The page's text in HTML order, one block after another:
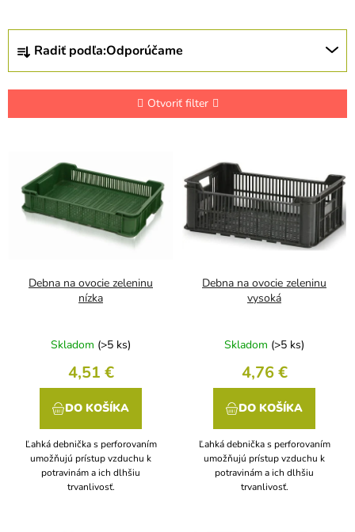
R
d
e
i
Radiť podľa:Odporúčame
Otvoriť filter
Debna na ovocie zeleninu
nízka
Skladom (>5 ks)
4,51 €
DO KOŠÍKA
Ľahká debnička s perforovaním
umožňujú prístup vzduchu k
potravinám a ich dlhšiu
trvanlivosť.
Debna na ovocie zeleninu
vysoká
Skladom (>5 ks)
4,76 €
DO KOŠÍKA
Ľahká debnička s perforovaním
umožňujú prístup vzduchu k
potravinám a ich dlhšiu
trvanlivosť.